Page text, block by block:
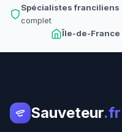
Spécialistes franciliens
complet
Île-de-France
Sauveteur.fr